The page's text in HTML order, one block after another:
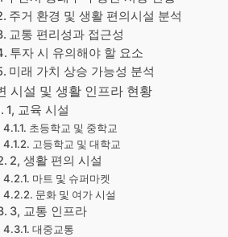
주거 환경 및 생활 편의시설 분석
교통 편리성과 접근성
투자 시 유의해야 할 요소
미래 가치 상승 가능성 분석
시설 및 생활 인프라 현황
1, 교육 시설
초등학교 및 중학교
고등학교 및 대학교
2, 생활 편의 시설
마트 및 슈퍼마켓
문화 및 여가 시설
3, 교통 인프라
대중교통